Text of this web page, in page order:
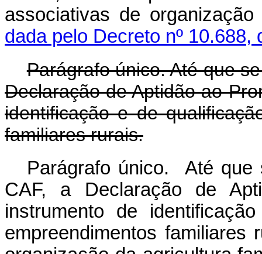
associativas de
dada pelo Decreto nº 10.688,
Parágrafo único. Até que
Declaração de Aptidão ao
identificação e de
familiares rurais.
Parágrafo único. Até que
CAF, a Declaração de
instrumento de
empreendimentos